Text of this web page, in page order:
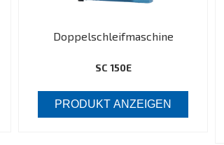
Doppelschleifmaschine
SC 150E
PRODUKT ANZEIGEN